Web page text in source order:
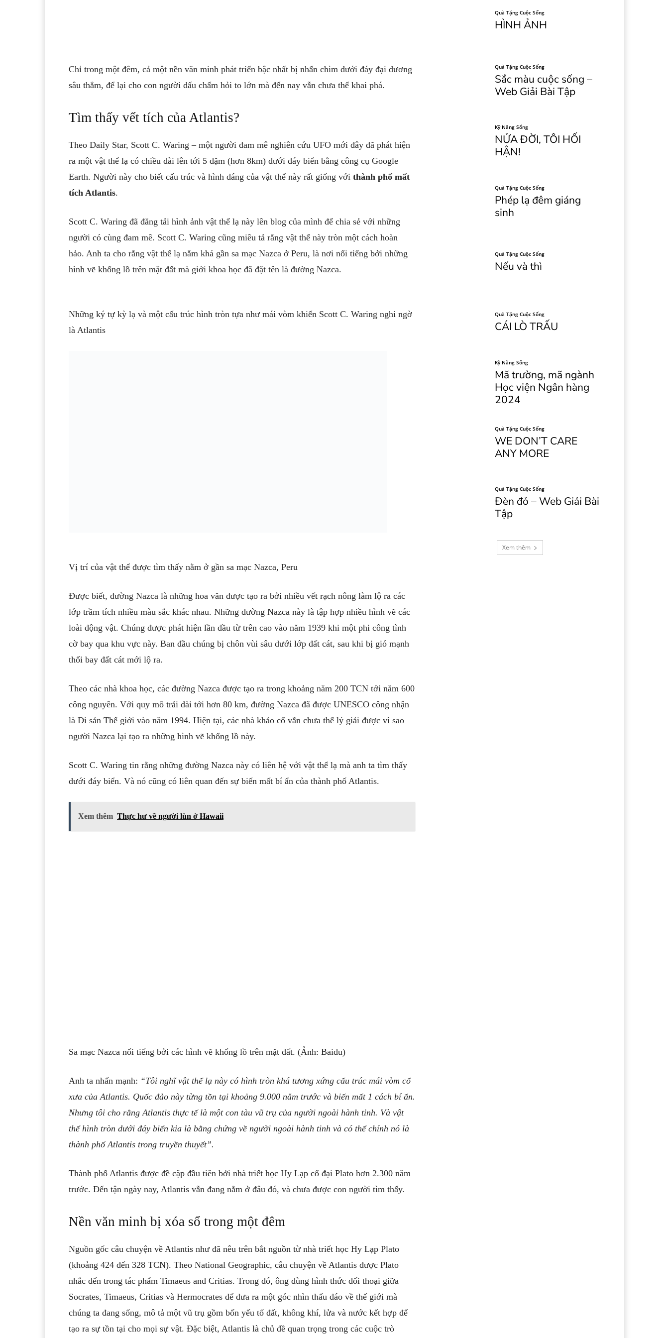
Chỉ trong một đêm, cả một nền văn minh phát triển bậc nhất bị nhấn chìm dưới đáy đại dương
sâu thẳm, để lại cho con người dấu chấm hỏi to lớn mà đến nay vẫn chưa thể khai phá.
Tìm thấy vết tích của Atlantis?
Theo Daily Star, Scott C. Waring – một người đam mê nghiên cứu UFO mới đây đã phát hiện
ra một vật thể lạ có chiều dài lên tới 5 dặm (hơn 8km) dưới đáy biển bằng công cụ Google
Earth. Người này cho biết cấu trúc và hình dáng của vật thể này rất giống với thành phố mất
tích Atlantis.
Scott C. Waring đã đăng tải hình ảnh vật thể lạ này lên blog của mình để chia sẻ với những
người có cùng đam mê. Scott C. Waring cũng miêu tả rằng vật thể này tròn một cách hoàn
hảo. Anh ta cho rằng vật thể lạ nằm khá gần sa mạc Nazca ở Peru, là nơi nổi tiếng bởi những
hình vẽ khổng lồ trên mặt đất mà giới khoa học đã đặt tên là đường Nazca.
Những ký tự kỳ lạ và một cấu trúc hình tròn tựa như mái vòm khiến Scott C. Waring nghi ngờ
là Atlantis
Vị trí của vật thể được tìm thấy nằm ở gần sa mạc Nazca, Peru
Được biết, đường Nazca là những hoa văn được tạo ra bởi nhiều vết rạch nông làm lộ ra các
lớp trầm tích nhiều màu sắc khác nhau. Những đường Nazca này là tập hợp nhiều hình vẽ các
loài động vật. Chúng được phát hiện lần đầu từ trên cao vào năm 1939 khi một phi công tình
cờ bay qua khu vực này. Ban đầu chúng bị chôn vùi sâu dưới lớp đất cát, sau khi bị gió mạnh
thổi bay đất cát mới lộ ra.
Theo các nhà khoa học, các đường Nazca được tạo ra trong khoảng năm 200 TCN tới năm 600
công nguyên. Với quy mô trải dài tới hơn 80 km, đường Nazca đã được UNESCO công nhận
là Di sản Thế giới vào năm 1994. Hiện tại, các nhà khảo cổ vẫn chưa thể lý giải được vì sao
người Nazca lại tạo ra những hình vẽ khổng lồ này.
Scott C. Waring tin rằng những đường Nazca này có liên hệ với vật thể lạ mà anh ta tìm thấy
dưới đáy biển. Và nó cũng có liên quan đến sự biến mất bí ẩn của thành phố Atlantis.
Xem thêm Thực hư về người lùn ở Hawaii
Sa mạc Nazca nổi tiếng bởi các hình vẽ khổng lồ trên mặt đất. (Ảnh: Baidu)
Anh ta nhấn mạnh: “Tôi nghĩ vật thể lạ này có hình tròn khá tương xứng cấu trúc mái vòm cổ
xưa của Atlantis. Quốc đảo này từng tồn tại khoảng 9.000 năm trước và biến mất 1 cách bí ẩn.
Nhưng tôi cho rằng Atlantis thực tế là một con tàu vũ trụ của người ngoài hành tinh. Và vật
thể hình tròn dưới đáy biển kia là bằng chứng về người ngoài hành tinh và có thể chính nó là
thành phố Atlantis trong truyền thuyết”.
Thành phố Atlantis được đề cập đầu tiên bởi nhà triết học Hy Lạp cổ đại Plato hơn 2.300 năm
trước. Đến tận ngày nay, Atlantis vẫn đang nằm ở đâu đó, và chưa được con người tìm thấy.
Nền văn minh bị xóa sổ trong một đêm
Nguồn gốc câu chuyện về Atlantis như đã nêu trên bắt nguồn từ nhà triết học Hy Lạp Plato
(khoảng 424 đến 328 TCN). Theo National Geographic, câu chuyện về Atlantis được Plato
nhắc đến trong tác phẩm Timaeus and Critias. Trong đó, ông dùng hình thức đối thoại giữa
Socrates, Timaeus, Critias và Hermocrates để đưa ra một góc nhìn thấu đáo về thế giới mà
chúng ta đang sống, mô tả một vũ trụ gồm bốn yếu tố đất, không khí, lửa và nước kết hợp để
tạo ra sự tồn tại cho mọi sự vật. Đặc biệt, Atlantis là chủ đề quan trọng trong các cuộc trò
Quà Tặng Cuộc Sống
HÌNH ẢNH
Quà Tặng Cuộc Sống
Sắc màu cuộc sống –
Web Giải Bài Tập
Kỹ Năng Sống
NỬA ĐỜI, TÔI HỐI
HẬN!
Quà Tặng Cuộc Sống
Phép lạ đêm giáng
sinh
Quà Tặng Cuộc Sống
Nếu và thì
Quà Tặng Cuộc Sống
CÁI LÒ TRẤU
Kỹ Năng Sống
Mã trường, mã ngành
Học viện Ngân hàng
2024
Quà Tặng Cuộc Sống
WE DON’T CARE
ANY MORE
Quà Tặng Cuộc Sống
Đèn đỏ – Web Giải Bài
Tập
Xem thêm